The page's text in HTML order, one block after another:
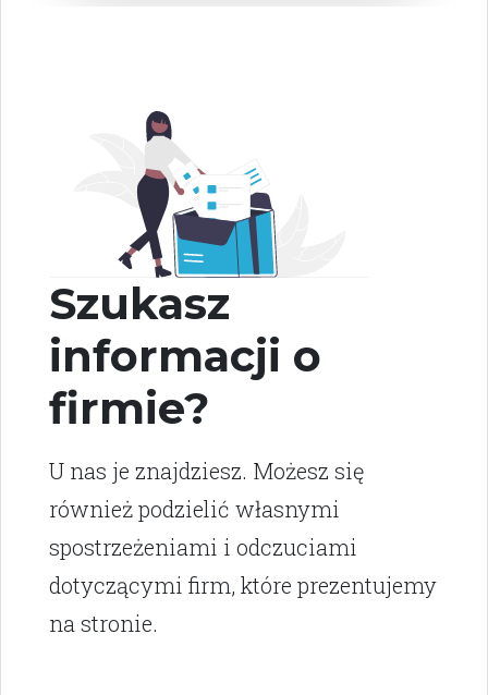
Szukasz
informacji o
firmie?
U nas je znajdziesz. Możesz się
również podzielić własnymi
spostrzeżeniami i odczuciami
dotyczącymi firm, które prezentujemy
na stronie.